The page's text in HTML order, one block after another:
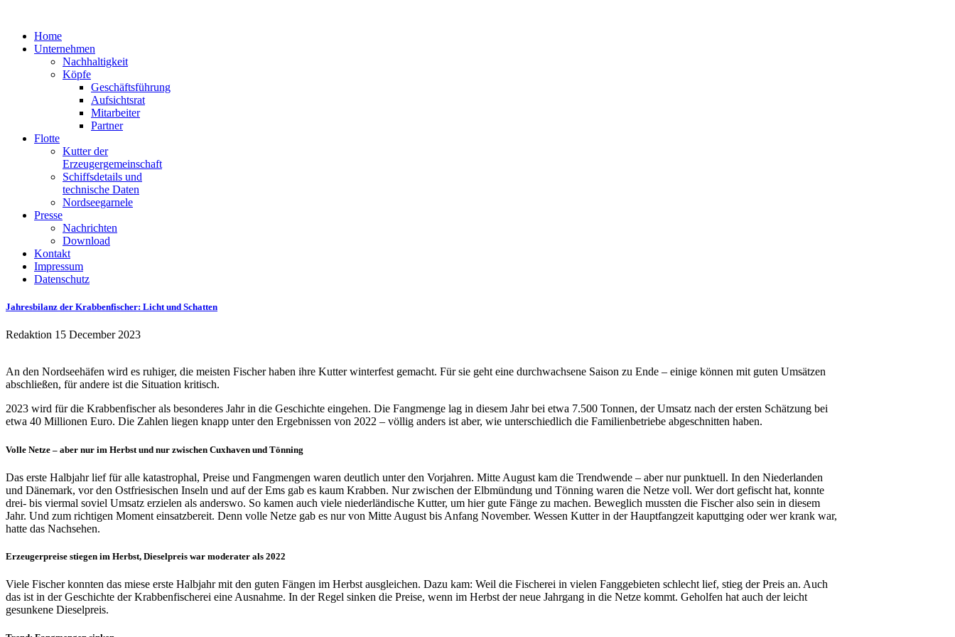
Home
Unternehmen
Nachhaltigkeit
Köpfe
Geschäftsführung
Aufsichtsrat
Mitarbeiter
Partner
Flotte
Kutter der
Erzeugergemeinschaft
Schiffsdetails und
technische Daten
Nordseegarnele
Presse
Nachrichten
Download
Kontakt
Impressum
Datenschutz
Jahresbilanz der Krabbenfischer: Licht und Schatten
Redaktion 15 December 2023
An den Nordseehäfen wird es ruhiger, die meisten Fischer haben ihre Kutter winterfest gemacht. Für sie geht eine durchwachsene Saison zu Ende – einige können mit guten Umsätzen
abschließen, für andere ist die Situation kritisch.
2023 wird für die Krabbenfischer als besonderes Jahr in die Geschichte eingehen. Die Fangmenge lag in diesem Jahr bei etwa 7.500 Tonnen, der Umsatz nach der ersten Schätzung bei
etwa 40 Millionen Euro. Die Zahlen liegen knapp unter den Ergebnissen von 2022 – völlig anders ist aber, wie unterschiedlich die Familienbetriebe abgeschnitten haben.
Volle Netze – aber nur im Herbst und nur zwischen Cuxhaven und Tönning
Das erste Halbjahr lief für alle katastrophal, Preise und Fangmengen waren deutlich unter den Vorjahren. Mitte August kam die Trendwende – aber nur punktuell. In den Niederlanden
und Dänemark, vor den Ostfriesischen Inseln und auf der Ems gab es kaum Krabben. Nur zwischen der Elbmündung und Tönning waren die Netze voll. Wer dort gefischt hat, konnte
drei- bis viermal soviel Umsatz erzielen als anderswo. So kamen auch viele niederländische Kutter, um hier gute Fänge zu machen. Beweglich mussten die Fischer also sein in diesem
Jahr. Und zum richtigen Moment einsatzbereit. Denn volle Netze gab es nur von Mitte August bis Anfang November. Wessen Kutter in der Hauptfangzeit kaputtging oder wer krank war,
hatte das Nachsehen.
Erzeugerpreise stiegen im Herbst, Dieselpreis war moderater als 2022
Viele Fischer konnten das miese erste Halbjahr mit den guten Fängen im Herbst ausgleichen. Dazu kam: Weil die Fischerei in vielen Fanggebieten schlecht lief, stieg der Preis an. Auch
das ist in der Geschichte der Krabbenfischerei eine Ausnahme. In der Regel sinken die Preise, wenn im Herbst der neue Jahrgang in die Netze kommt. Geholfen hat auch der leicht
gesunkene Dieselpreis.